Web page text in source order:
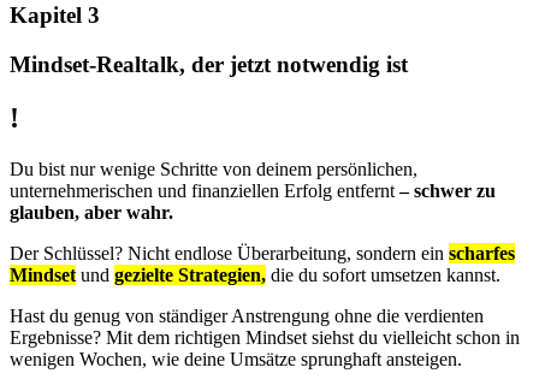
Kapitel 3
Mindset-Realtalk, der jetzt notwendig ist
!
Du bist nur wenige Schritte von deinem persönlichen,
unternehmerischen und finanziellen Erfolg entfernt– schwer zu
glauben, aber wahr.
Der Schlüssel? Nicht endlose Überarbeitung, sondern ein scharfes
Mindset und gezielte Strategien, die du sofort umsetzen kannst.
Hast du genug von ständiger Anstrengung ohne die verdienten
Ergebnisse? Mit dem richtigen Mindset siehst du vielleicht schon in
wenigen Wochen, wie deine Umsätze sprunghaft ansteigen.